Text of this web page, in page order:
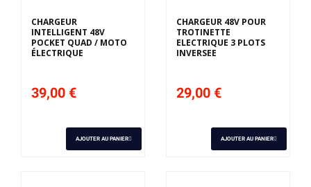
CHARGEUR
INTELLIGENT 48V
POCKET QUAD / MOTO
ÉLECTRIQUE
39,00 €
AJOUTER AU PANIER
CHARGEUR 48V POUR
TROTINETTE
ELECTRIQUE 3 PLOTS
INVERSEE
29,00 €
AJOUTER AU PANIER